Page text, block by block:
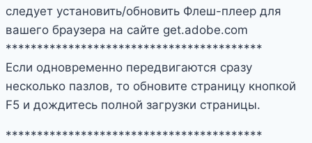
следует установить/обновить Флеш-плеер для
вашего браузера на сайте get.adobe.com
*****************************************
Если одновременно передвигаются сразу
несколько пазлов, то обновите страницу кнопкой
F5 и дождитесь полной загрузки страницы.
*****************************************